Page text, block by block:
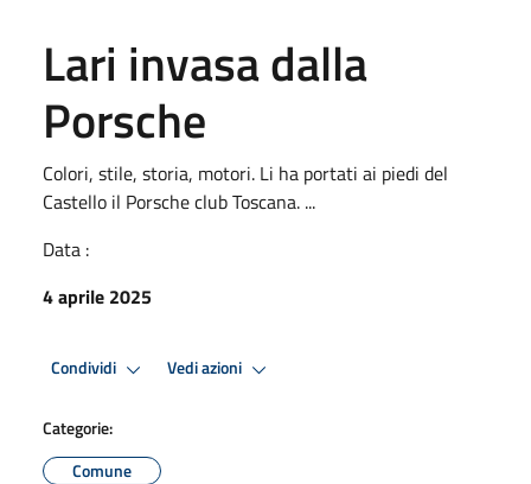
Lari invasa dalla
Porsche
Colori, stile, storia, motori. Li ha portati ai piedi del
Castello il Porsche club Toscana. ...
Data :
4 aprile 2025
Condividi Vedi azioni
Categorie:
Comune